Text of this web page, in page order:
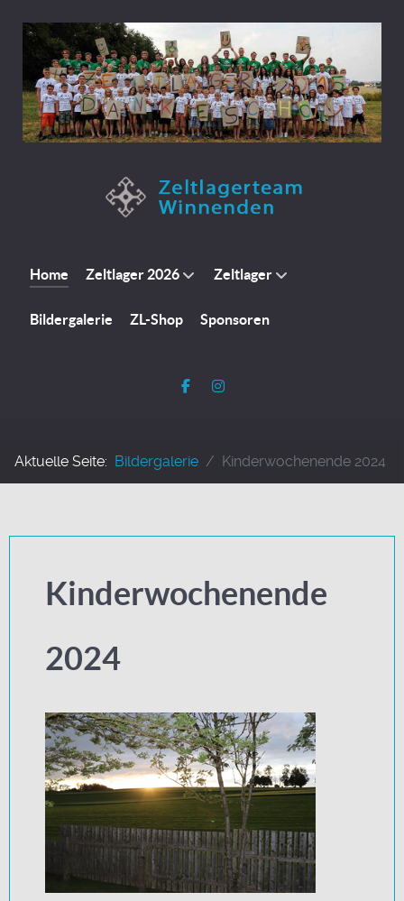
Home Zeltlager 2026 Zeltlager
Bildergalerie ZL-Shop Sponsoren
Aktuelle Seite: Bildergalerie Kinderwochenende 2024
Kinderwochenende
2024